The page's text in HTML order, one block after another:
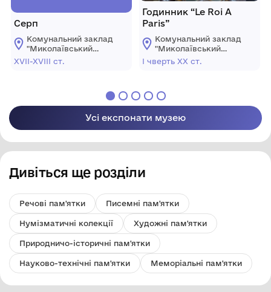
Серп
Комунальний заклад
"Миколаївський
обласний
XVII-XVIII ст.
Годинник “Le Roi A
Paris”
Комунальний заклад
"Миколаївський
обласний
краєзнавчий музей"
І чверть ХХ ст.
Усі експонати музею
Дивіться ще розділи
Речові пам'ятки Писемні пам'ятки
Нумізматичні колекції Художні пам'ятки
Природничо-історичні пам'ятки
Науково-технічні пам'ятки Меморіальні пам'ятки